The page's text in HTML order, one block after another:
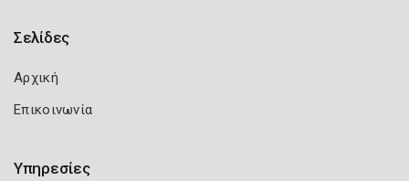
Σελίδες
Αρχική
Επικοινωνία
Υπηρεσίες